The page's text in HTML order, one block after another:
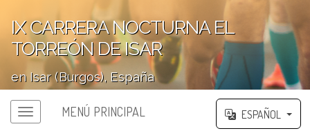
IX CARRERA NOCTURNA EL
TORREÓN DE ISAR
en Isar (Burgos), España
MENÚ PRINCIPAL ESPAÑOL